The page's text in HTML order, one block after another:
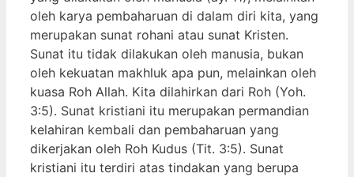
oleh karya pembaharuan di dalam diri kita, yang
merupakan sunat rohani atau sunat Kristen.
Sunat itu tidak dilakukan oleh manusia, bukan
oleh kekuatan makhluk apa pun, melainkan oleh
kuasa Roh Allah. Kita dilahirkan dari Roh (Yoh.
3:5). Sunat kristiani itu merupakan permandian
kelahiran kembali dan pembaharuan yang
dikerjakan oleh Roh Kudus (Tit. 3:5). Sunat
kristiani itu terdiri atas tindakan yang berupa